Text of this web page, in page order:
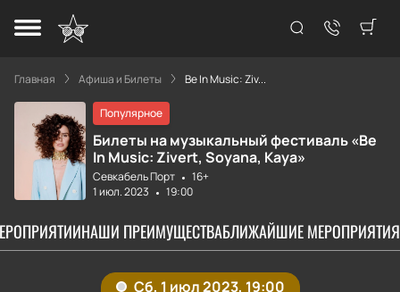
Главная Афиша и Билеты Be In Music: Ziv...
Популярное
Билеты на музыкальный фестиваль «Be
In Music: Zivert, Soyana, Kaya»
Севкабель Порт
16+
1 июл. 2023
19:00
НАШИ ПРЕИМУЩЕСТВАБЛИЖАЙШИЕ МЕРОПРИЯТИЯ